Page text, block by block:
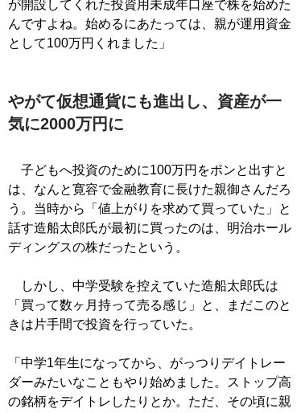
が開設してくれた投資用未成年口座で株を始めた
んですよね。始めるにあたっては、親が運用資金
として100万円くれました」
やがて仮想通貨にも進出し、資産が一
気に2000万円に
子どもへ投資のために100万円をポンと出すと
は、なんと寛容で金融教育に長けた親御さんだろ
う。当時から「値上がりを求めて買っていた」と
話す造船太郎氏が最初に買ったのは、明治ホール
ディングスの株だったという。
しかし、中学受験を控えていた造船太郎氏は
「買って数ヶ月持って売る感じ」と、まだこのと
きは片手間で投資を行っていた。
「中学1年生になってから、がっつりデイトレー
ダーみたいなこともやり始めました。ストップ高
の銘柄をデイトレしたりとか。ただ、その頃に親